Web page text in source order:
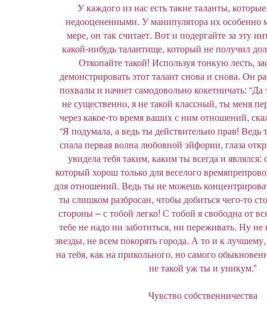
У каждого из нас есть такие таланты,
недооцененными. У манипулятора их особенно
мере, он так считает. Вот и подергайте за эту
какой-нибудь талантище, который не получил
Откопайте такой! Используя тонкую лесть,
демонстрировать этот талант снова и снова. Он
похвалы и начнет самодовольно кокетничать:
не существенно, я не такой классный, ты меня
через какое-то время ваших с ним отношений,
“Я подумала, а ведь ты действительно прав! Ведь
спала первая волна любовной эйфории, глаза
увидела тебя таким, каким ты всегда и
который хорош только для веселого
для отношений. Ведь ты не можешь
ты слишком разбросан, чтобы добиться чего-то
стороны – с тобой легко! С тобой я свободна от
тебе не надо ни заботиться, ни переживать. Ну не
звезды, не всем покорять города. А то и к
на тебя, как на прикольного, но самого
не такой уж ты и уникум.”
Чувство собственничества